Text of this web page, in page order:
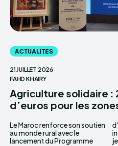
ACTUALITES
21 JUILLET 2026
FAHD KHAIRY
Agriculture solidaire :
d’euros pour les
Le Maroc renforce son soutien
au monde rural avec le
lancement du Programme
d’appui à l’agriculture solidaire
inclusive des femmes et des